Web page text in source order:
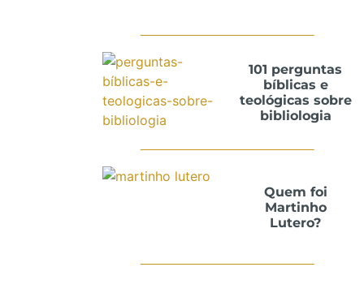
101 perguntas
bíblicas e
teológicas sobre
bibliologia
Quem foi
Martinho
Lutero?